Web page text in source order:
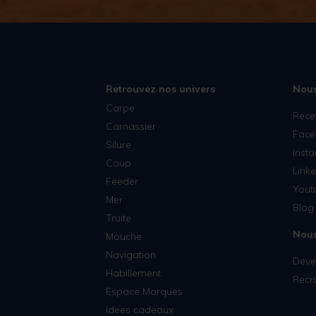
CANNON
CARPSOUNDER
CARP SPIRIT CLASSIC
CARP SQUAD
CARP TARGET
Retrouvez nos univers
Carpe
Carnassier
Silure
Coup
Feeder
Mer
Truite
Mouche
Navigation
Habillement
Espace Marques
Idees cadeaux